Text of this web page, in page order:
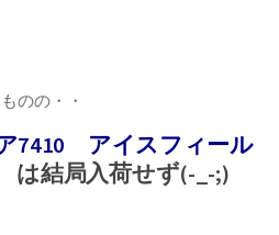
のの・・
7410 アイスフィール
は結局入荷せず(-_-;)